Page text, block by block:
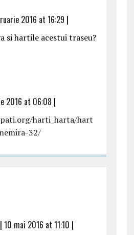
2016 at 16:29 |
si hartile acestui traseu?
2016 at 06:08 |
harti_harta/hart
32/
10 mai 2016 at 11:10 |